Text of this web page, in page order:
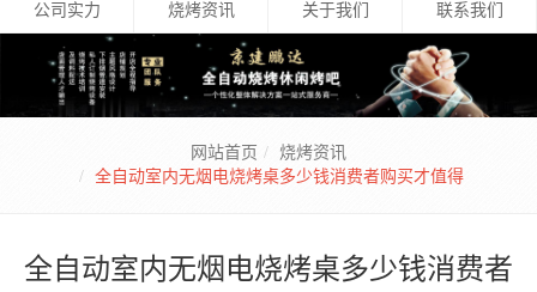
公司实力 烧烤资讯 关于我们 联系我们
网站首页
烧烤资讯
全自动室内无烟电烧烤桌多少钱消费者购买才值得
全自动室内无烟电烧烤桌多少钱消费者